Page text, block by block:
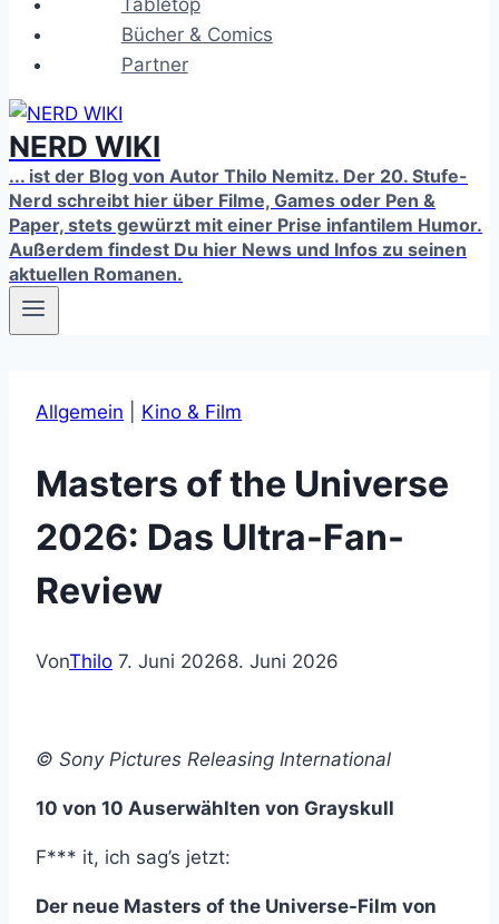
Tabletop
Bücher & Comics
Partner
NERD WIKI
... ist der Blog von Autor Thilo Nemitz. Der 20. Stufe-
Nerd schreibt hier über Filme, Games oder Pen &
Paper, stets gewürzt mit einer Prise infantilem Humor.
Außerdem findest Du hier News und Infos zu seinen
aktuellen Romanen.
Allgemein Kino & Film
Masters of the Universe
2026: Das Ultra-Fan-
Review
VonThilo 7. Juni 20268. Juni 2026
© Sony Pictures Releasing International
10 von 10 Auserwählten von Grayskull
F*** it, ich sag’s jetzt:
Der neue Masters of the Universe-Film von